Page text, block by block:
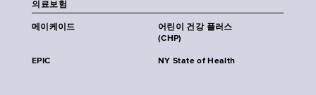
의료보험
메이케이드
어린이 건강 플러스
(CHP)
EPIC NY State of Health